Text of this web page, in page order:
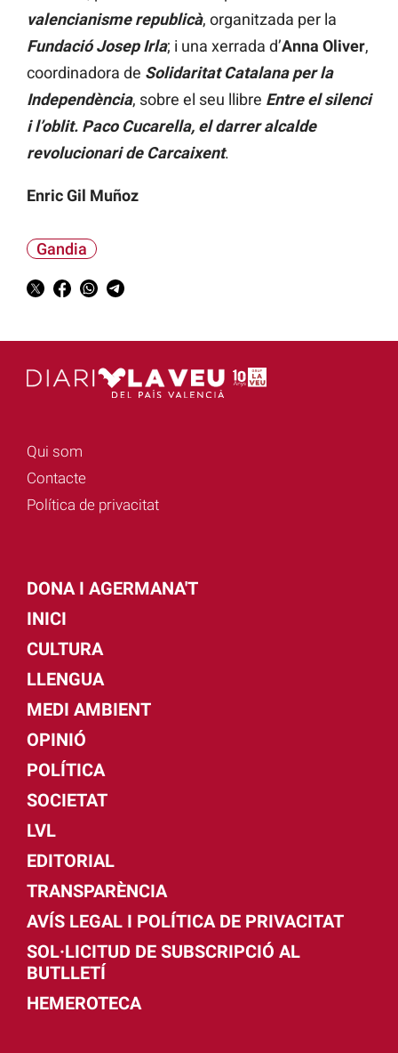
valencianisme republicà, organitzada per la
FundacióJosepIrla; i una xerrada d’Anna Oliver,
coordinadora de Solidaritat Catalana per la
Independència, sobre el seu llibre Entre el silenci
i l’oblit. Paco Cucarella, el darrer alcalde
revolucionari de Carcaixent.
Enric Gil Muñoz
Gandia
Qui som
Contacte
Política de privacitat
DONA I AGERMANA'T
INICI
CULTURA
LLENGUA
MEDI AMBIENT
OPINIÓ
POLÍTICA
SOCIETAT
LVL
EDITORIAL
TRANSPARÈNCIA
AVÍS LEGAL I POLÍTICA DE PRIVACITAT
SOL·LICITUD DE SUBSCRIPCIÓ AL
BUTLLETÍ
HEMEROTECA